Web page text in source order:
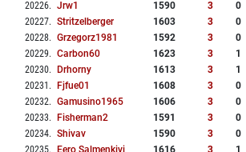
20226. Jrw1 1590 3
0
20227. Stritzelberger 1603 3
0
20228. Grzegorz1981 1592 3
0
20229. Carbon60 1623 3
1
20230. Drhorny 1613 3
1
20231 . Fjfue01 1608 3
0
20232. Gamusino1965 1606 3
0
20233. Fisherman2 1591 3
0
20234. Shivav 1590 3
0